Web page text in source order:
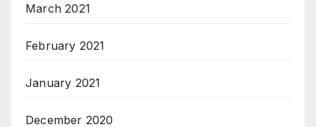
March 2021
February 2021
January 2021
December 2020